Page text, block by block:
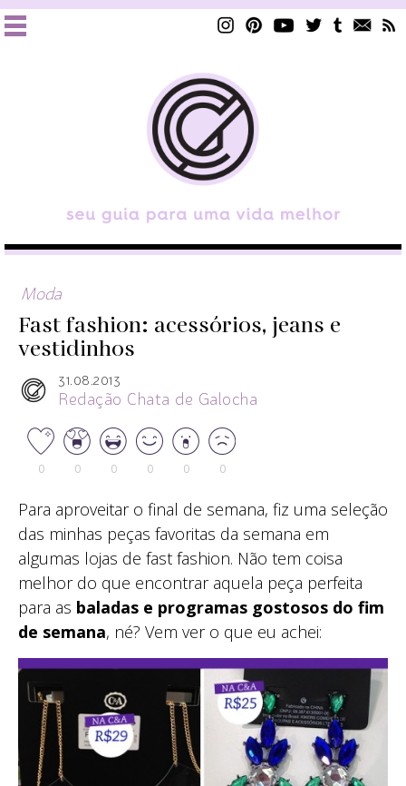
Moda
Fast fashion: acessórios, jeans e
vestidinhos
31.08.2013
Redação Chata de Galocha
0 0 0 0 0 0
Para aproveitar o final de semana, fiz uma seleção
das minhas peças favoritas da semana em
algumas lojas de fast fashion. Não tem coisa
melhor do que encontrar aquela peça perfeita
para as baladas e programas gostosos do fim
de semana, né? Vem ver o que eu achei: